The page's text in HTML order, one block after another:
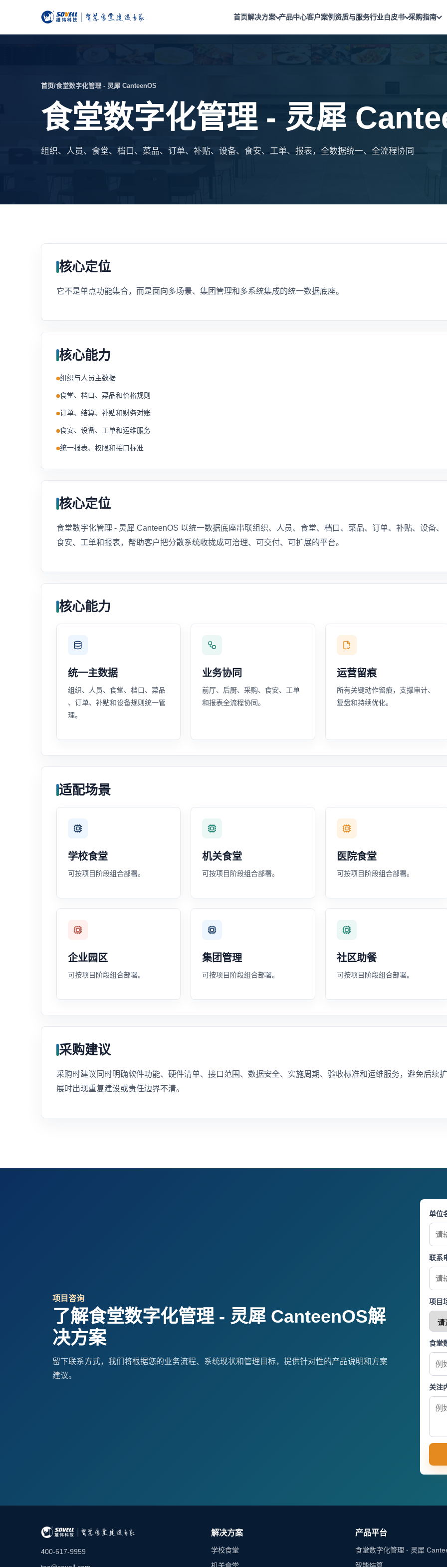
首页解决方案 产品中心客户案例资质与服务行业白皮书 采购指南
首页/食堂数字化管理 - 灵犀 CanteenOS
食堂数字化管理 - 灵犀
组织、人员、食堂、档口、菜品、订单、补贴、设备、食安、工单、报表，全数据统一、全流程协同
核心定位
它不是单点功能集合，而是面向多场景、集团管理和多系统集成的统一数据底座。
核心能力
组织与人员主数据
食堂、档口、菜品和价格规则
订单、结算、补贴和财务对账
食安、设备、工单和运维服务
统一报表、权限和接口标准
核心定位
食堂数字化管理 - 灵犀 CanteenOS 以统一数据底座串联组织、人员、食堂、档口、菜品、订单、补贴、设备、
食安、工单和报表，帮助客户把分散系统收拢成可治理、可交付、可扩展的平台。
核心能力
统一主数据
组织、人员、食堂、档口、菜品
、订单、补贴和设备规则统一管
理。
业务协同
前厅、后厨、采购、食安、工单
和报表全流程协同。
运营留痕
所有关键动作留痕，支撑审计、
复盘和持续优化。
适配场景
学校食堂
可按项目阶段组合部署。
机关食堂
可按项目阶段组合部署。
医院食堂
可按项目阶段组合部署。
企业园区
可按项目阶段组合部署。
集团管理
可按项目阶段组合部署。
社区助餐
可按项目阶段组合部署。
采购建议
采购时建议同时明确软件功能、硬件清单、接口范围、数据安全、实施周期、验收标准和运维服务，避免后续扩
展时出现重复建设或责任边界不清。
项目咨询
了解食堂数字化管理 - 灵犀 CanteenOS解
决方案
留下联系方式，我们将根据您的业务流程、系统现状和管理目标，提供针对性的产品说明和方案
建议。
单位
联系
项目
食堂
关注
400-617-9959
解决方案
学校食堂
产品平台
食堂数字化管理 - 灵犀